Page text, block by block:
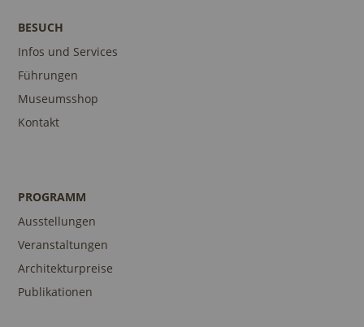
BESUCH
Infos und Services
Führungen
Museumsshop
Kontakt
PROGRAMM
Ausstellungen
Veranstaltungen
Architekturpreise
Publikationen